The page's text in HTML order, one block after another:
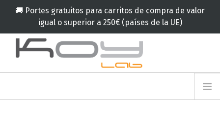
🚚 Portes gratuitos para carritos de compra de valor
igual o superior a 250€ (países de la UE)